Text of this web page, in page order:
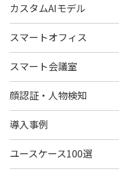
カスタムAIモデル
スマートオフィス
スマート会議室
顔認証・人物検知
導入事例
ユースケース100選